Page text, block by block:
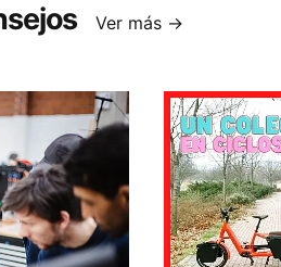
Ver más →